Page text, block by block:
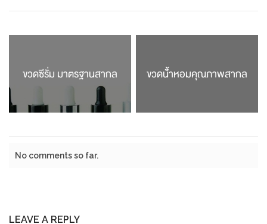
ขวดน้้ำหอมคุณภาพสากล
ขวดซีรั่ม มาตรฐานสากล
No comments so far.
LEAVE A REPLY